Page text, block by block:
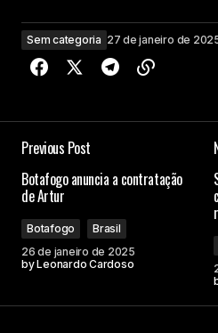
Sem categoria 27 de janeiro de
Previous Post
Botafogo anuncia a contratação
de Artur
Botafogo
Brasil
26 de janeiro de 2025
byLeonardo Cardoso